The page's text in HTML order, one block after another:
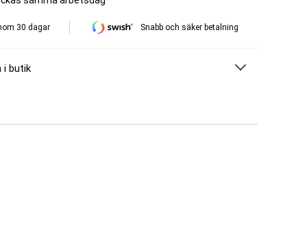
30 dagar Snabb och säker betalning
i butik